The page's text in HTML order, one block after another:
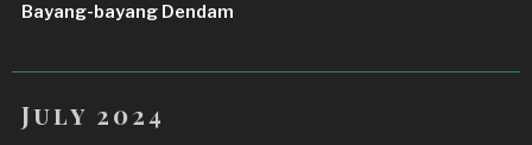
Bayang-bayang Dendam
July 2024